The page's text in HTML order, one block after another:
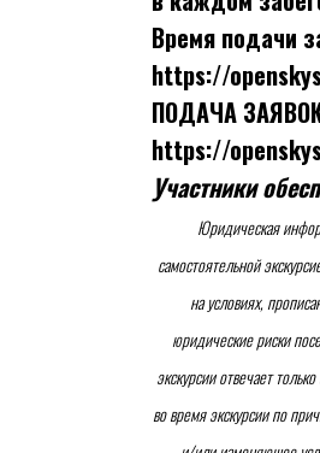
Время подачи
https://
ПОДАЧА
https://
Участники
Юридическая
самостоятельной
на условиях,
юридические риски
экскурсии отвечает
во время экскурсии по